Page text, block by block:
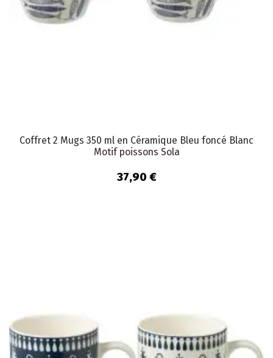
Coffret 2 Mugs 350 ml en Céramique Bleu foncé Blanc
Motif poissons Sola
37,90 €